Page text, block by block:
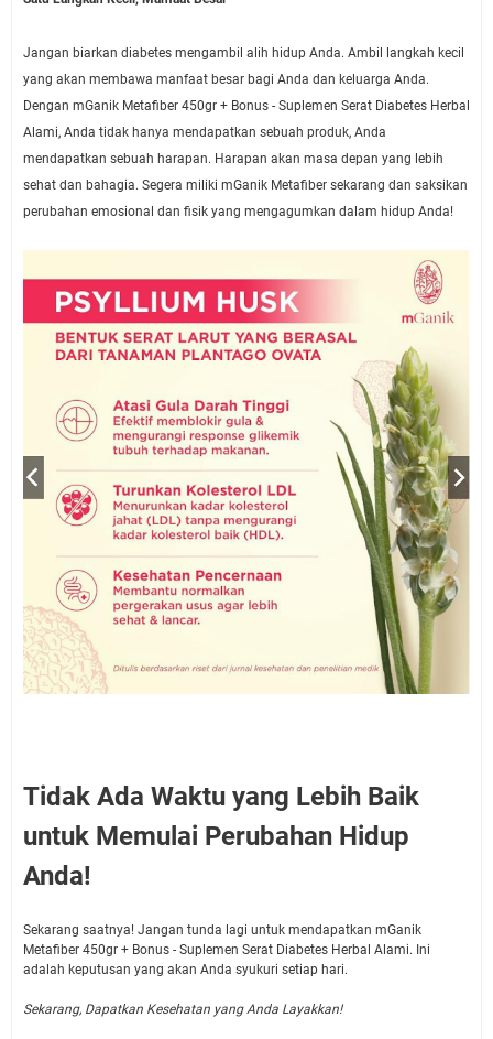
Jangan biarkan diabetes mengambil alih hidup Anda. Ambil langkah kecil
yang akan membawa manfaat besar bagi Anda dan keluarga Anda.
Dengan mGanik Metafiber 450gr + Bonus - Suplemen Serat Diabetes Herbal
Alami, Anda tidak hanya mendapatkan sebuah produk, Anda
mendapatkan sebuah harapan. Harapan akan masa depan yang lebih
sehat dan bahagia. Segera miliki mGanik Metafiber sekarang dan saksikan
perubahan emosional dan fisik yang mengagumkan dalam hidup Anda!
Tidak Ada Waktu yang Lebih Baik
untuk Memulai Perubahan Hidup
Anda!
Sekarang saatnya! Jangan tunda lagi untuk mendapatkan mGanik
Metafiber 450gr + Bonus - Suplemen Serat Diabetes Herbal Alami. Ini
adalah keputusan yang akan Anda syukuri setiap hari.
Sekarang, Dapatkan Kesehatan yang Anda Layakkan!